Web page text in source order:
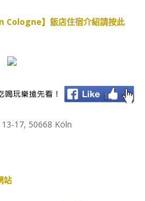
Cologne】飯店住宿介紹請按此
17, 50668 Köln
站